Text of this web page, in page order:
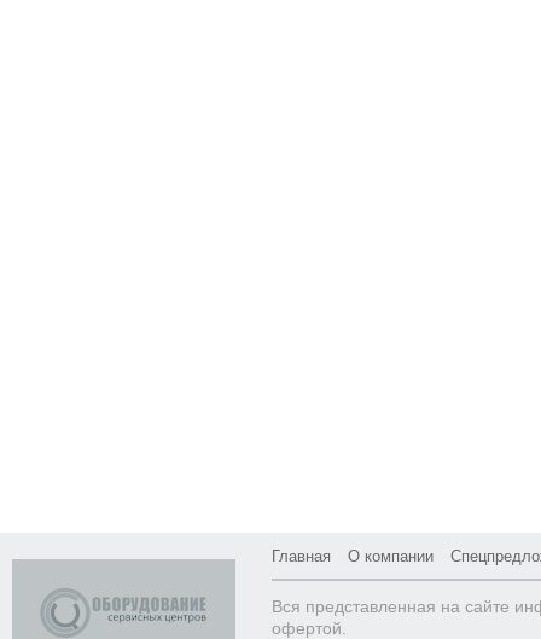
Главная О компании
Вся представленная на сайте
офертой.